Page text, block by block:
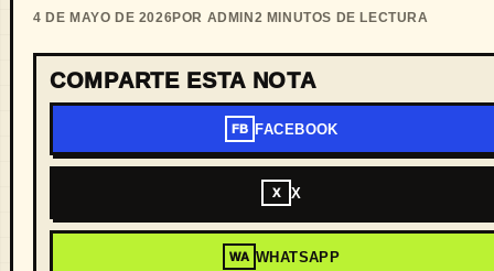
4 DE MAYO DE 2026POR ADMIN 2 MINUTOS DE LECTURA
COMPARTE ESTA NOTA
FB FACEBOOK
X X
WA WHATSAPP